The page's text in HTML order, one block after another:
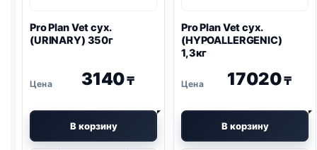
Pro PlanVet сух.
(URINARY) 350г
3140₸
В корзину
Pro PlanVet сух.
(HYPOALLERGENIC)
1,3кг
17020₸
В корзину